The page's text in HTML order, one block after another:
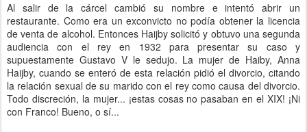
Al salir de la cárcel cambió su nombre e intentó abrir un
restaurante. Como era un exconvicto no podía obtener la licencia
de venta de alcohol. Entonces Haijby solicitó y obtuvo una segunda
audiencia con el rey en 1932 para presentar su caso y
supuestamente Gustavo V le sedujo. La mujer de Haiby, Anna
Haijby, cuando se enteró de esta relación pidió el divorcio, citando
la relación sexual de su marido con el rey como causa del divorcio.
Todo discreción, la mujer... ¡estas cosas no pasaban en el XIX! ¡Ni
con Franco! Bueno, o sí...